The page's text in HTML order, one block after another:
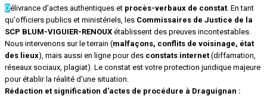
Délivrance d'actes authentiques et procès-verbaux de constat . En tant
qu'officiers publics et ministériels, les Commissaires de Justice de la
SCP BLUM-VIGUIER-RENOUX établissent des preuves incontestables.
Nous intervenons sur le terrain (malfaçons, conflits de voisinage, état
des lieux), mais aussi en ligne pour des constats internet (diffamation,
réseaux sociaux, plagiat). Le constat est votre protection juridique majeure
pour établir la réalité d'une situation.
Rédaction et signification d'actes de procédure à Draguignan :